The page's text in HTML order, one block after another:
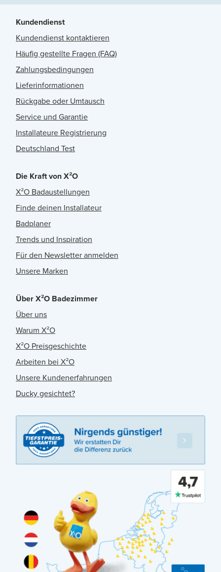
Kundendienst
Kundendienst kontaktieren
Häufig gestellte Fragen (FAQ)
Zahlungsbedingungen
Lieferinformationen
Rückgabe oder Umtausch
Service und Garantie
Installateure Registrierung
Deutschland Test
Die Kraft von X²O
X²O Badaustellungen
Finde deinen Installateur
Badplaner
Trends und Inspiration
Für den Newsletter anmelden
Unsere Marken
Über X²O Badezimmer
Über uns
Warum X²O
X²O Preisgeschichte
Arbeiten bei X²O
Unsere Kundenerfahrungen
Ducky gesichtet?